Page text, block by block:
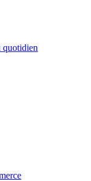
quotidien